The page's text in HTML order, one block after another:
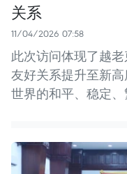
关系
11/04/2026 07:58
此次访问体现了越
友好关系提升至新
世界的和平、稳定、